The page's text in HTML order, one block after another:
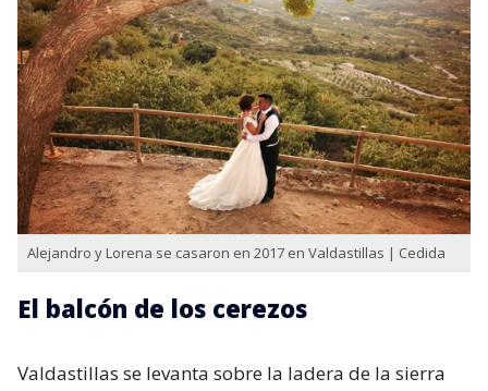
Alejandro y Lorena se casaron en 2017 en Valdastillas | Cedida
El balcón de los cerezos
Valdastillas se levanta sobre la ladera de la sierra